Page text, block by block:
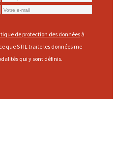
de protection des données à
que STIL traite les données me
qui y sont définis.